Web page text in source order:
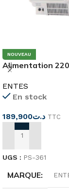
NOUVEAU
Alimentation
ENTES
En stock
د.ت189,900 TTC
AJOUTER AU
UGS : PS-361
MARQUE